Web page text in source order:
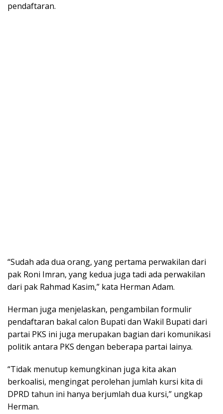
pendaftaran.
“Sudah ada dua orang, yang pertama perwakilan dari
pak Roni Imran, yang kedua juga tadi ada perwakilan
dari pak Rahmad Kasim,” kata Herman Adam.
Herman juga menjelaskan, pengambilan formulir
pendaftaran bakal calon Bupati dan Wakil Bupati dari
partai PKS ini juga merupakan bagian dari komunikasi
politik antara PKS dengan beberapa partai lainya.
“Tidak menutup kemungkinan juga kita akan
berkoalisi, mengingat perolehan jumlah kursi kita di
DPRD tahun ini hanya berjumlah dua kursi,” ungkap
Herman.